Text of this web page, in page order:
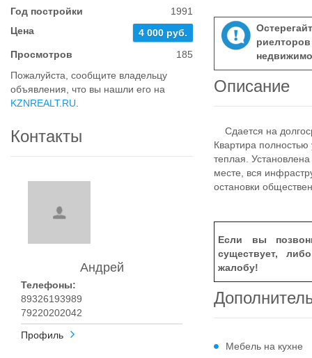
Год постройки
1991
Цена
4 000 руб.
Просмотров
185
Пожалуйста, сообщите владельцу
объявления, что вы нашли его на
KZNREALT.RU
Контакты
Андрей
Телефоны:
89326193989
79220202042
Профиль
Описание
Сдается на
Квартира
теплая.
месте, вся
остановки
Если вы
существует,
жалобу!
Мебель на кухне